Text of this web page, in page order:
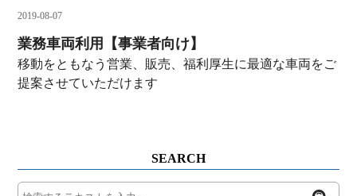
2019-08-07
業務車両利用【事業者向け】
移動をともなう営業、販売、福利厚生に最適な車両をご
提案させていただけます
SEARCH